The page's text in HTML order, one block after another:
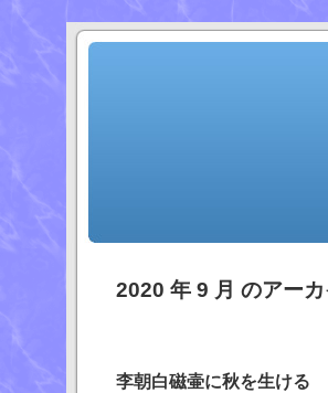
2020 年 9 月 のアー
李朝白磁壷に秋を生ける